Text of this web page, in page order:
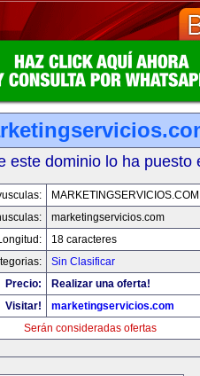
este dominio lo ha puesto
MARKETINGSERVICIOS.COM
marketingservicios.com
18 caracteres
Sin Clasificar
Precio:
Realizar una oferta!
Visitar!
marketingservicios.com
Serán consideradas ofertas